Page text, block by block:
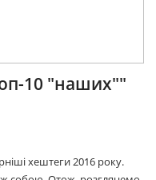
10 "наших""
хештеги 2016 року.